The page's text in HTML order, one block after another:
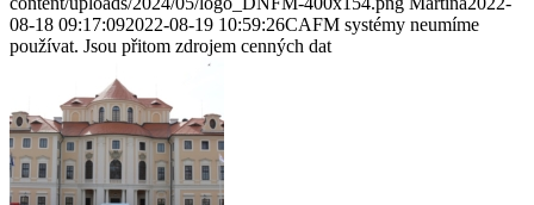
08-18 09:17:092022-08-19 10:59:26CAFM systémy neumíme
používat. Jsou přitom zdrojem cenných dat